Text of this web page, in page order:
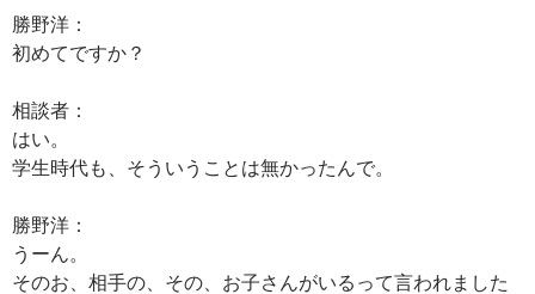
勝野洋：
初めてですか？
相談者：
はい。
学生時代も、そういうことは無かったんで。
勝野洋：
うーん。
そのお、相手の、その、お子さんがいるって言われました